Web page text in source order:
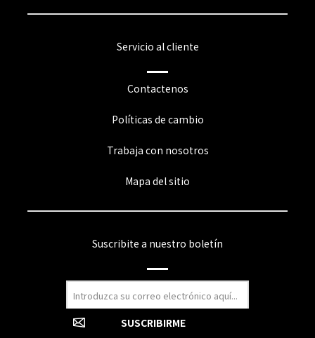
Servicio al cliente
Contactenos
Políticas de cambio
Trabaja con nosotros
Mapa del sitio
Suscribite a nuestro boletín